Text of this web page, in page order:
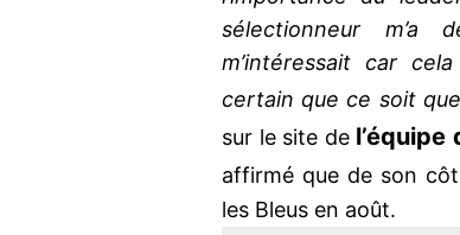
sélectionneur m’a
m’intéressait car
certain que ce soit
sur le site de l’équipe
affirmé que de son
les Bleus en août.